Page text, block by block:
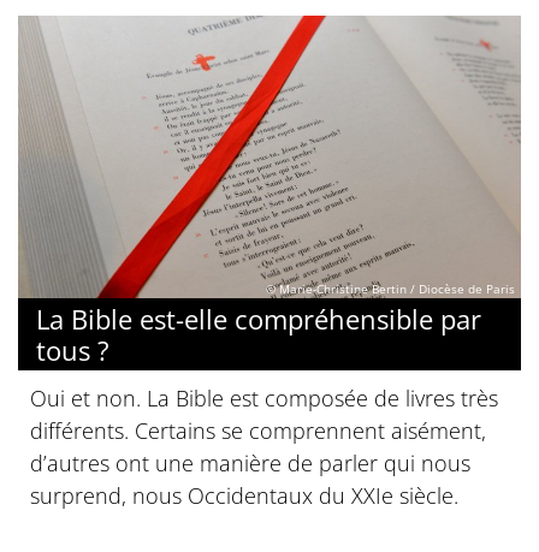
© Marie-Christine Bertin / Diocèse de Paris
La Bible est-elle compréhensible par
tous ?
Oui et non. La Bible est composée de livres très
différents. Certains se comprennent aisément,
d’autres ont une manière de parler qui nous
surprend, nous Occidentaux du XXIe siècle.